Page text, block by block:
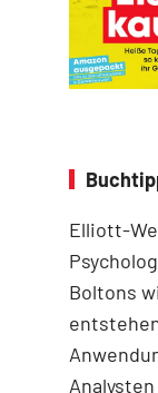
Elliott-
Boltons